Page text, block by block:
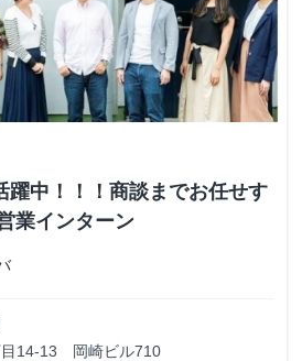
躍中！！！商談までお任せす
業インターン
目14-13 岡崎ビル710